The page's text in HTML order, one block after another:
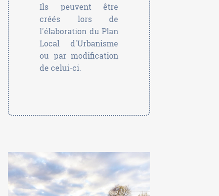
Ils peuvent être
créés lors de
l'élaboration du Plan
Local d'Urbanisme
ou par modification
de celui-ci.